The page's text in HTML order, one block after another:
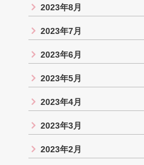
2023年8月
2023年7月
2023年6月
2023年5月
2023年4月
2023年3月
2023年2月